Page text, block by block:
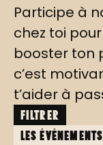
Participe à
chez toi
booster ton
c’est
t’aider à
FILTRER
les événements